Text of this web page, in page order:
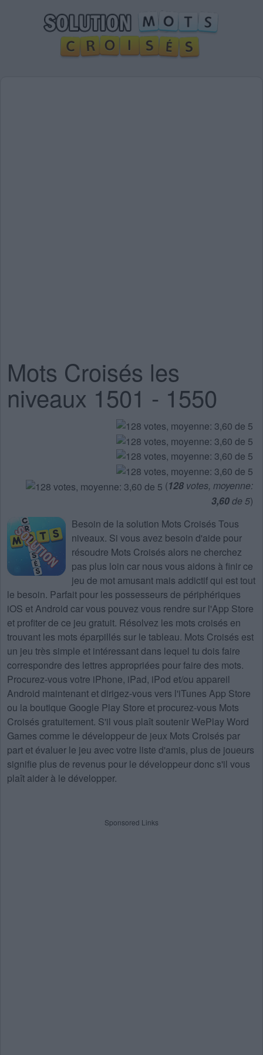
Mots Croisés les
niveaux 1501 - 1550
(128 votes, moyenne:
3,60de 5)
Besoin de la solution Mots Croisés Tous
niveaux. Si vous avez besoin d'aide pour
résoudre Mots Croisés alors ne cherchez
pas plus loin car nous vous aidons à finir ce
jeu de mot amusant mais addictif qui est tout
le besoin. Parfait pour les possesseurs de périphériques
iOS et Android car vous pouvez vous rendre sur l'App Store
et profiter de ce jeu gratuit. Résolvez les mots croisés en
trouvant les mots éparpillés sur le tableau. Mots Croisés est
un jeu très simple et intéressant dans lequel tu dois faire
correspondre des lettres appropriées pour faire des mots.
Procurez-vous votre iPhone, iPad, iPod et/ou appareil
Android maintenant et dirigez-vous vers l'iTunes App Store
ou la boutique Google Play Store et procurez-vous Mots
Croisés gratuitement. S'il vous plaît soutenir WePlay Word
Games comme le développeur de jeux Mots Croisés par
part et évaluer le jeu avec votre liste d'amis, plus de joueurs
signifie plus de revenus pour le développeur donc s'il vous
plaît aider à le développer.
Sponsored Links